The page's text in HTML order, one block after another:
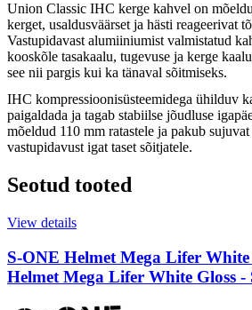
Union Classic IHC kerge kahvel on
kerget, usaldusväärset ja hästi reageerivat
Vastupidavast alumiiniumist valmistatud
kooskõle tasakaalu, tugevuse ja kerge
see nii pargis kui ka tänaval sõitmiseks.
IHC kompressioonisüsteemidega ühilduv
paigaldada ja tagab stabiilse jõudluse
mõeldud 110 mm ratastele ja pakub
vastupidavust igat taset sõitjatele.
Seotud tooted
View details
S-ONE Helmet Mega Lifer White
Helmet Mega Lifer White Gloss -